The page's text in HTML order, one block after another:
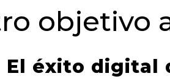
objetivo
El éxito digital